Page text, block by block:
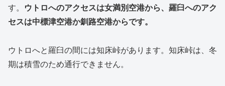
す。 ウトロへのアクセスは女満別空港から、羅臼へのアク
セスは中標津空港か釧路空港からです。
ウトロへと羅臼の間には知床峠があります。知床峠は、冬
期は積雪のため通行できません。